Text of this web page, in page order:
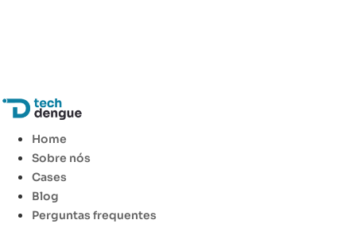
Ir
para
conteúdo
Home
Sobre nós
Cases
Blog
Perguntas frequentes